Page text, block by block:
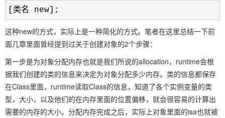
[类名 new];
这种new的方式，实际上是一种简化的方式。笔者在这里总结一下前
面几章里面曾经提到过关于创建对象的2个步骤：
第一步是为对象分配内存也就是我们所说的allocation，runtime会根
据我们创建的类的信息来决定为对象分配多少内存。类的信息都保存
在Class里面，runtime读取Class的信息，知道了各个实例变量的类
型，大小，以及他们的在内存里面的位置偏移，就会很容易的计算出
需要的内存的大小。分配内存完成之后，实际上对象里面的isa也就被